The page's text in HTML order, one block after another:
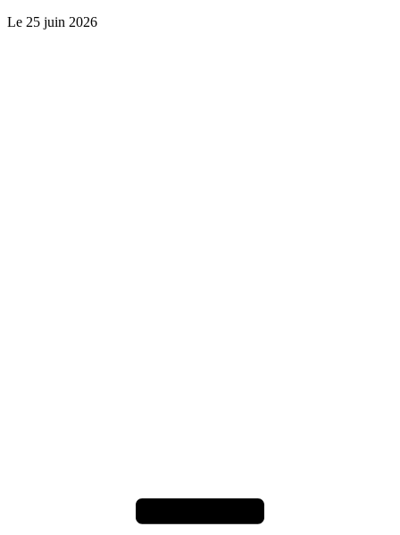
Le 25 juin 2026